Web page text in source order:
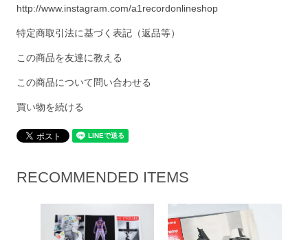
http://www.instagram.com/a1recordonlineshop
特定商取引法に基づく表記（返品等）
この商品を友達に教える
この商品について問い合わせる
買い物を続ける
RECOMMENDED ITEMS